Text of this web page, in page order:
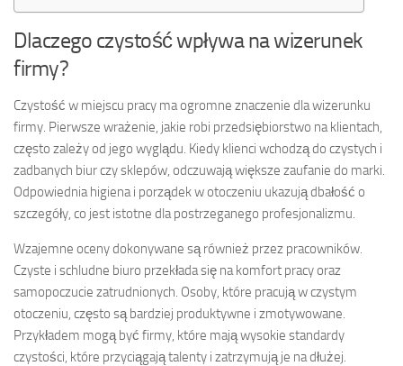
Dlaczego czystość wpływa na wizerunek
firmy?
Czystość w miejscu pracy ma ogromne znaczenie dla wizerunku
firmy. Pierwsze wrażenie, jakie robi przedsiębiorstwo na klientach,
często zależy od jego wyglądu. Kiedy klienci wchodzą do czystych i
zadbanych biur czy sklepów, odczuwają większe zaufanie do marki.
Odpowiednia higiena i porządek w otoczeniu ukazują dbałość o
szczegóły, co jest istotne dla postrzeganego profesjonalizmu.
Wzajemne oceny dokonywane są również przez pracowników.
Czyste i schludne biuro przekłada się na komfort pracy oraz
samopoczucie zatrudnionych. Osoby, które pracują w czystym
otoczeniu, często są bardziej produktywne i zmotywowane.
Przykładem mogą być firmy, które mają wysokie standardy
czystości, które przyciągają talenty i zatrzymują je na dłużej.